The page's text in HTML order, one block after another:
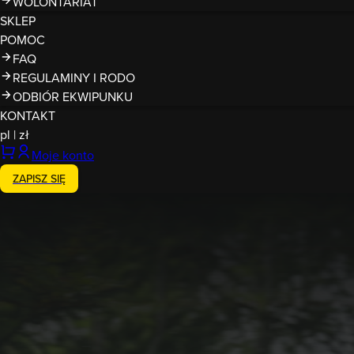
SKLEP
POMOC
FAQ
REGULAMINY I RODO
ODBIÓR EKWIPUNKU
KONTAKT
pl |zł
Moje konto
ZAPISZ SIĘ
Wrocław Długołęka